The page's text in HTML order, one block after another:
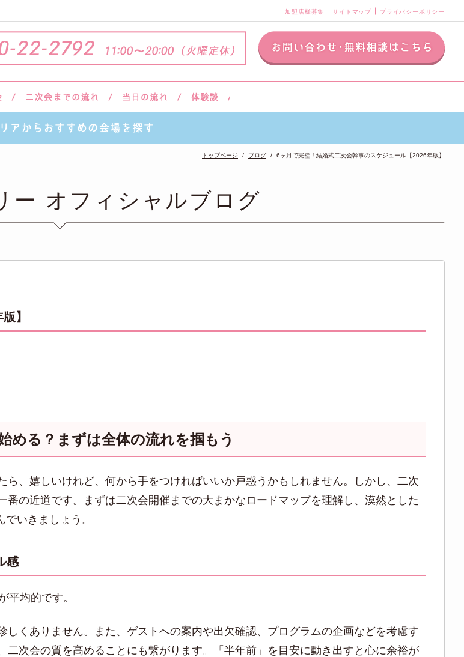
加盟店様募集 サイトマップ プライバシーポリシー
トップページ ブログ 6ヶ月で完璧！結婚式二次会幹事のスケジュール【2026年版】
ー オフィシャルブログ
】
める？まずは全体の流れを掴もう
、嬉しいけれど、何から手をつければいいか戸惑うかもしれません。しかし、二次
の近道です。まずは二次会開催までの大まかなロードマップを理解し、漠然とした
でいきましょう。
感
平均的です。
くありません。また、ゲストへの案内や出欠確認、プログラムの企画などを考慮す
次会の質を高めることにも繋がります。「半年前」を目安に動き出すと心に余裕が